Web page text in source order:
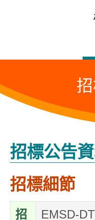
內
的
始
招標公告
招標細節
招
EMSD-